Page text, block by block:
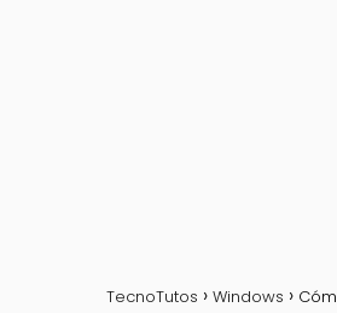
TecnoTutos Windows